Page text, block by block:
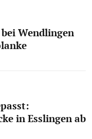
Wendlingen
in Esslingen ab